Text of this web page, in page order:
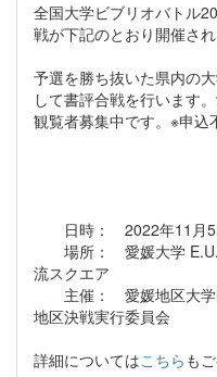
全国大学ビブリオバトル
戦が下記のとおり開催され
予選を勝ち抜いた県内の
して書評合戦を行います
観覧者募集中です。※申込
日時： 2022年11月5
場所： 愛媛大学 E.U.
流スクエア
主催： 愛媛地区大学
地区決戦実行委員会
詳細についてはこちら も